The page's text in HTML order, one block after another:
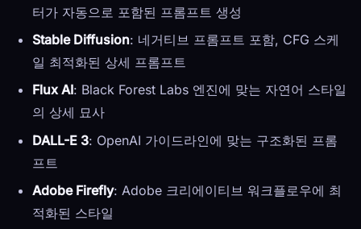
터가 자동으로 포함된 프롬프트 생성
Stable Diffusion: 네거티브 프롬프트 포함, CFG 스케
일 최적화된 상세 프롬프트
Flux AI: Black Forest Labs 엔진에 맞는 자연어 스타일
의 상세 묘사
DALL-E 3: OpenAI 가이드라인에 맞는 구조화된 프롬
프트
Adobe Firefly: Adobe 크리에이티브 워크플로우에 최
적화된 스타일